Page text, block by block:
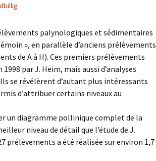
palynologiques et sédimentaires
», en parallèle d’anciens prélèvements
de A à H). Ces premiers prélèvements
par J. Heim, mais aussi d’analyses
se révélèrent d’autant plus intéressants
d’attribuer certains niveaux au
un diagramme pollinique complet de la
niveau de détail que l’étude de J.
prélèvements a été réalisée sur environ 1,7